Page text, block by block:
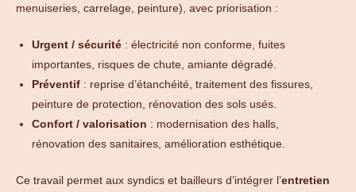
menuiseries, carrelage, peinture), avec priorisation :
Urgent / sécurité : électricité non conforme, fuites
importantes, risques de chute, amiante dégradé.
Préventif : reprise d’étanchéité, traitement des fissures,
peinture de protection, rénovation des sols usés.
Confort / valorisation : modernisation des halls,
rénovation des sanitaires, amélioration esthétique.
Ce travail permet aux syndics et bailleurs d’intégrer l’entretien